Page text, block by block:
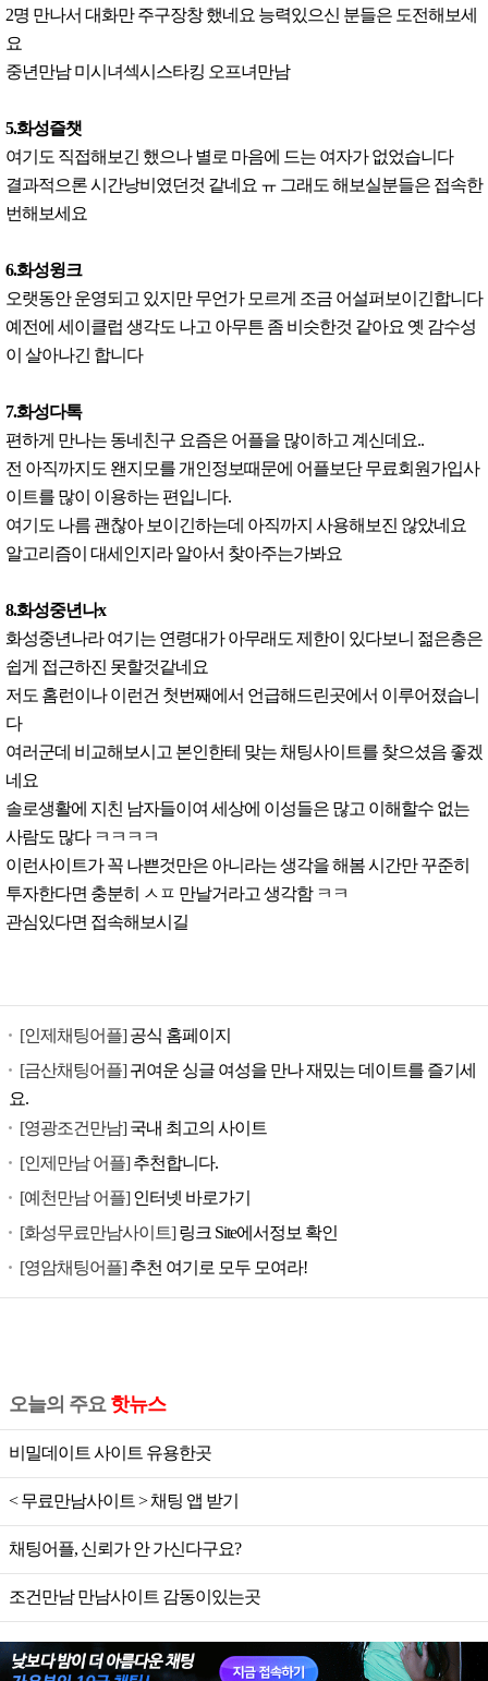
2명 만나서 대화만 주구장창 했네요 능력있으신 분들은 도전해보세
요
중년만남 미시녀섹시스타킹 오프녀만남
5.화성즐챗
여기도 직접해보긴 했으나 별로 마음에 드는 여자가 없었습니다
결과적으론 시간낭비였던것 같네요 ㅠ 그래도 해보실분들은 접속한
번해보세요
6.화성윙크
오랫동안 운영되고 있지만 무언가 모르게 조금 어설퍼보이긴합니다
예전에 세이클럽 생각도 나고 아무튼 좀 비슷한것 같아요 옛 감수성
이 살아나긴 합니다
7.화성다톡
편하게 만나는 동네친구 요즘은 어플을 많이하고 계신데요..
전 아직까지도 왠지모를 개인정보때문에 어플보단 무료회원가입사
이트를 많이 이용하는 편입니다.
여기도 나름 괜찮아 보이긴하는데 아직까지 사용해보진 않았네요
알고리즘이 대세인지라 알아서 찾아주는가봐요
8.화성중년나x
화성중년나라 여기는 연령대가 아무래도 제한이 있다보니 젊은층은
쉽게 접근하진 못할것같네요
저도 홈런이나 이런건 첫번째에서 언급해드린곳에서 이루어졌습니
다
여러군데 비교해보시고 본인한테 맞는 채팅사이트를 찾으셨음 좋겠
네요
솔로생활에 지친 남자들이여 세상에 이성들은 많고 이해할수 없는
사람도 많다 ㅋㅋㅋㅋ
이런사이트가 꼭 나쁜것만은 아니라는 생각을 해봄 시간만 꾸준히
투자한다면 충분히 ㅅㅍ 만날거라고 생각함 ㅋㅋ
관심있다면 접속해보시길
[인제채팅어플]공식 홈페이지
[금산채팅어플]귀여운 싱글 여성을 만나 재밌는 데이트를 즐기세
요.
[영광조건만남]국내 최고의 사이트
[인제만남 어플]추천합니다.
[예천만남 어플]인터넷 바로가기
[화성무료만남사이트]링크 Site에서정보 확인
[영암채팅어플]추천 여기로 모두 모여라!
오늘의 주요핫뉴스
비밀데이트 사이트 유용한곳
< 무료만남사이트 > 채팅 앱 받기
채팅어플, 신뢰가 안 가신다구요?
조건만남 만남사이트 감동이있는곳